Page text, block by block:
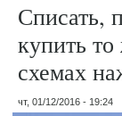
Списать,
купить
схемах
чт, 01/12/2016 - 19:24